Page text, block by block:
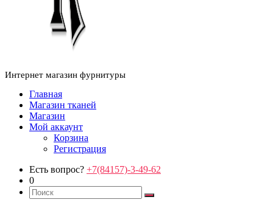
Интернет магазин фурнитуры
Главная
Магазин тканей
Магазин
Мой аккаунт
Корзина
Регистрация
Есть вопрос? +7(84157)-3-49-62
0